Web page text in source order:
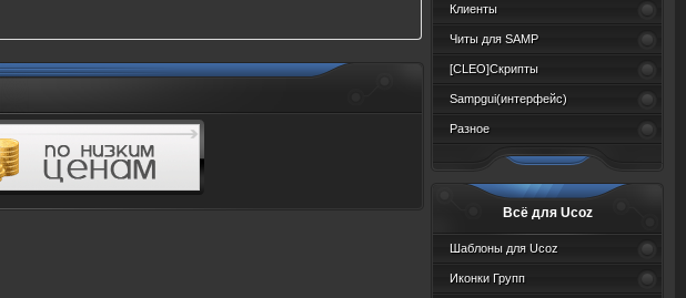
Клиенты
Читы для SAMP
[CLEO]Скрипты
Sampgui(интерфейс)
Разное
Всё для Ucoz
Шаблоны для Ucoz
Иконки Групп